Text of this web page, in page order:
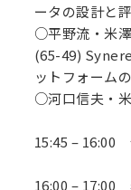
ータの設計と
○平野流・米
(65-49)
ットフォーム
○河口信夫・
15:45 – 16:00
16:00 – 17:00